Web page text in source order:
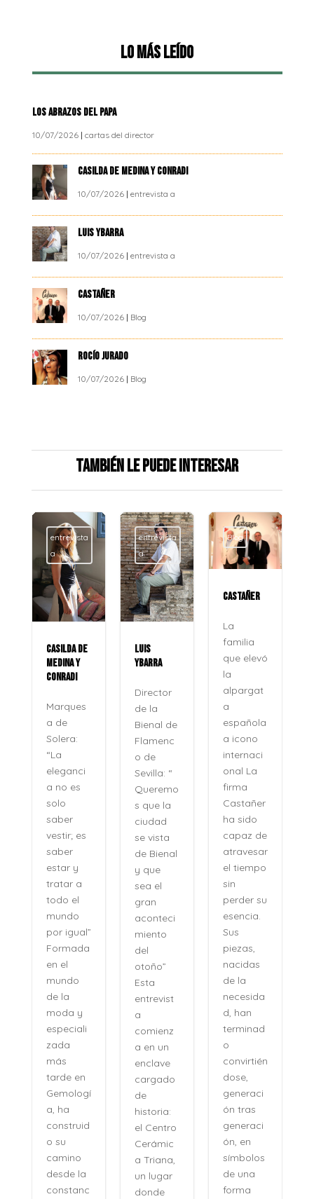
Lo más leído
LOS ABRAZOS DEL PAPA
10/07/2026| cartas del director
CASILDA DE MEDINA Y CONRADI
10/07/2026| entrevista a
LUIS YBARRA
10/07/2026| entrevista a
CASTAÑER
10/07/2026| Blog
ROCÍO JURADO
10/07/2026| Blog
También le puede interesar
entrevista
a
LUIS
YBARRA
de la
Bienal de
Flamenc
o de
Sevilla: “
Queremo
s que la
ciudad
se vista
de Bienal
y que
sea el
gran
aconteci
miento
del
otoño”
Esta
entrevist
a
comienz
a en un
enclave
cargado
de
historia:
el Centro
Cerámic
a Triana,
un lugar
donde
Blog
CASTAÑER
La
familia
que elevó
alpargat
a
española
a icono
internaci
onal La
firma
Castañer
ha sido
capaz de
atravesar
el tiempo
sin
perder su
esencia.
Sus
piezas,
nacidas
de la
necesida
d, han
terminad
o
convirtién
dose,
generaci
ón tras
generaci
ón, en
símbolos
de una
forma
Blog
JURADO
La voz
que no
se apaga
después,
su
nombre
no se
pronunci
a como
pronunci
an los
recuerdo
s, sino
como se
evocan
las
certezas:
sin
esfuerzo,
sin
distancia,
naturalid
ad que
desconci
erta. Su
pertenec
e al
pasado,
sino a